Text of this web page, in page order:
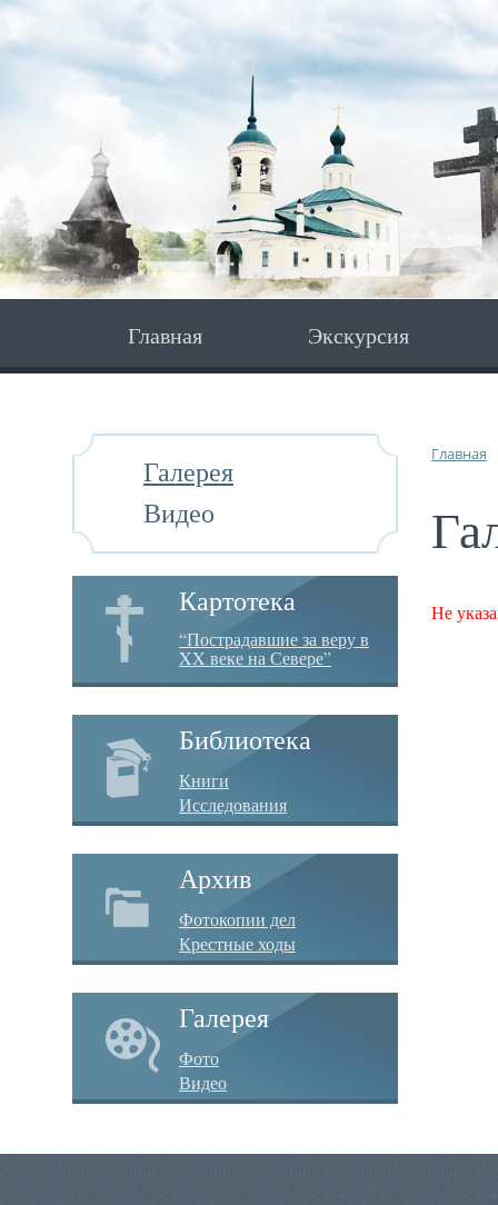
Главная Экскурсия
Галерея
Видео
Картотека
“Пострадавшие за веру в
XX веке на Севере”
Библиотека
Книги
Исследования
Архив
Фотокопии дел
Крестные ходы
Галерея
Фото
Видео
Главная
Не